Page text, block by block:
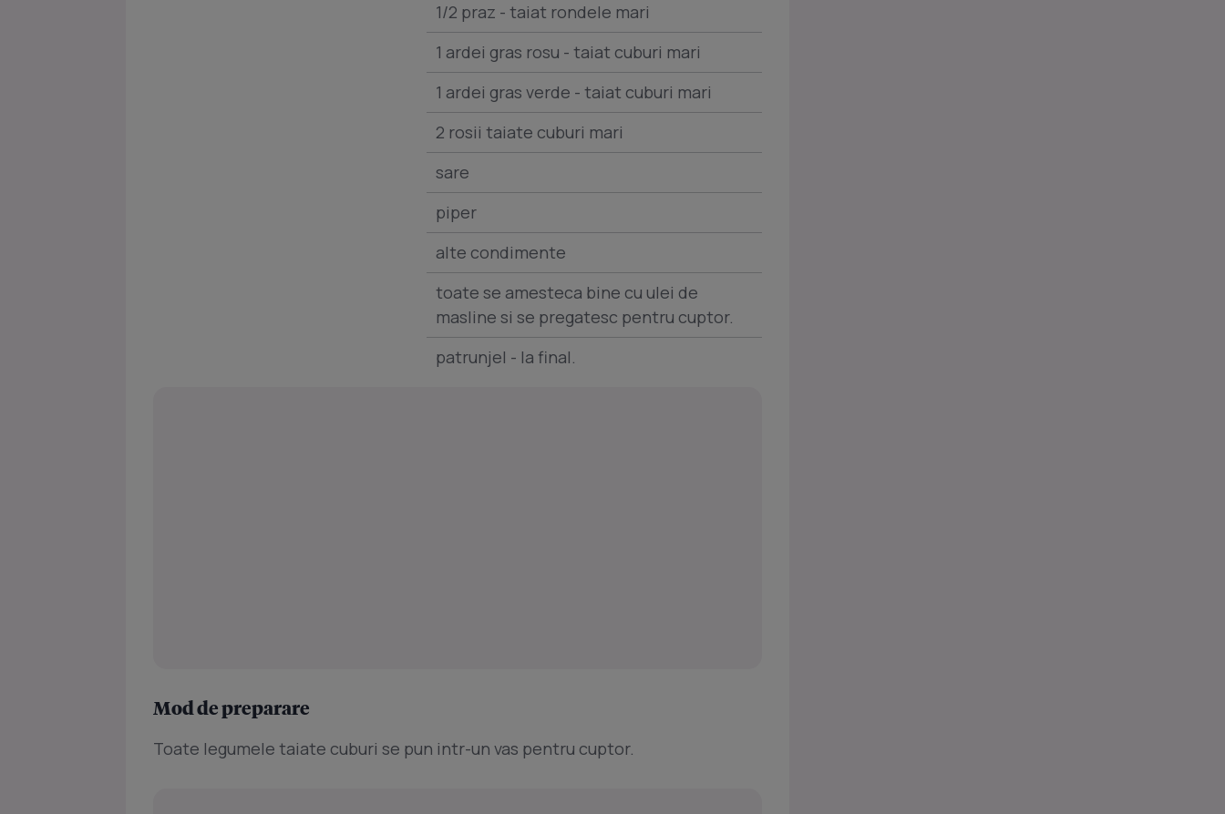
1/2 praz - taiat rondele mari
1 ardei gras rosu - taiat cuburi mari
1 ardei gras verde - taiat cuburi mari
2 rosii taiate cuburi mari
sare
piper
alte condimente
toate se amesteca bine cu ulei de
masline si se pregatesc pentru cuptor.
patrunjel - la final.
Mod de preparare
Toate legumele taiate cuburi se pun intr-un vas pentru cuptor.